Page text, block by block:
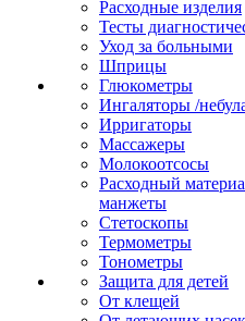
Расходные изделия
Тесты
Уход за больными
Шприцы
Глюкометры
Ингаляторы /
Ирригаторы
Массажеры
Молокоотсосы
Расходный
манжеты
Стетоскопы
Термометры
Тонометры
Защита для детей
От клещей